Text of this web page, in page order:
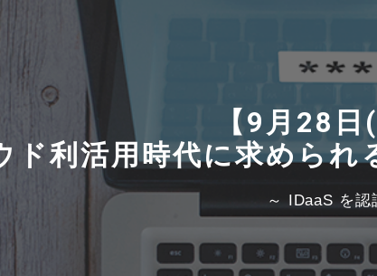
【9月28
ド利活用時代に求められ
～ IDaaS を認